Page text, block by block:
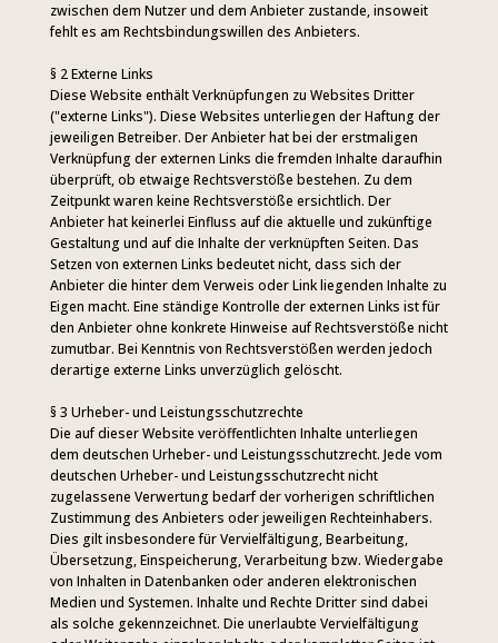
zwischen dem Nutzer und dem Anbieter zustande, insoweit
fehlt es am Rechtsbindungswillen des Anbieters.
§ 2 Externe Links
Diese Website enthält Verknüpfungen zu Websites Dritter
("externe Links"). Diese Websites unterliegen der Haftung der
jeweiligen Betreiber. Der Anbieter hat bei der erstmaligen
Verknüpfung der externen Links die fremden Inhalte daraufhin
überprüft, ob etwaige Rechtsverstöße bestehen. Zu dem
Zeitpunkt waren keine Rechtsverstöße ersichtlich. Der
Anbieter hat keinerlei Einfluss auf die aktuelle und zukünftige
Gestaltung und auf die Inhalte der verknüpften Seiten. Das
Setzen von externen Links bedeutet nicht, dass sich der
Anbieter die hinter dem Verweis oder Link liegenden Inhalte zu
Eigen macht. Eine ständige Kontrolle der externen Links ist für
den Anbieter ohne konkrete Hinweise auf Rechtsverstöße nicht
zumutbar. Bei Kenntnis von Rechtsverstößen werden jedoch
derartige externe Links unverzüglich gelöscht.
§ 3 Urheber- und Leistungsschutzrechte
Die auf dieser Website veröffentlichten Inhalte unterliegen
dem deutschen Urheber- und Leistungsschutzrecht. Jede vom
deutschen Urheber- und Leistungsschutzrecht nicht
zugelassene Verwertung bedarf der vorherigen schriftlichen
Zustimmung des Anbieters oder jeweiligen Rechteinhabers.
Dies gilt insbesondere für Vervielfältigung, Bearbeitung,
Übersetzung, Einspeicherung, Verarbeitung bzw. Wiedergabe
von Inhalten in Datenbanken oder anderen elektronischen
Medien und Systemen. Inhalte und Rechte Dritter sind dabei
als solche gekennzeichnet. Die unerlaubte Vervielfältigung